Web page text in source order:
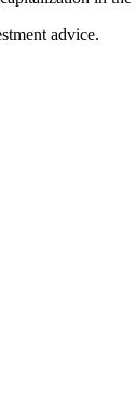
advice.